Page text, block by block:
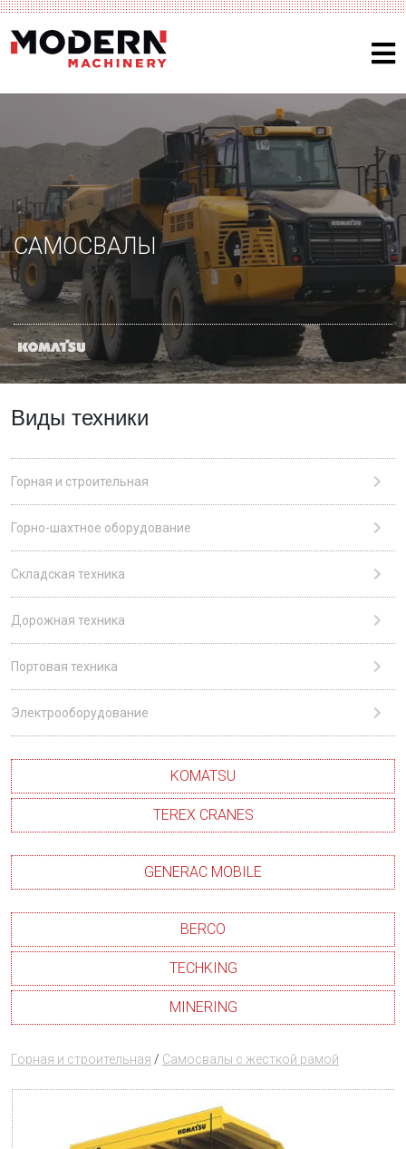
САМОСВАЛЫ
Виды техники
Горная и строительная
Горно-шахтное оборудование
Складская техника
Дорожная техника
Портовая техника
Электрооборудование
KOMATSU
TEREX CRANES
GENERAC MOBILE
BERCO
TECHKING
MINERING
Горная и строительная / Самосвалы с жесткой рамой